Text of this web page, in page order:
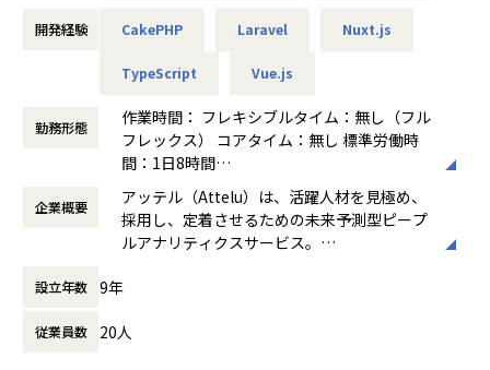
やHR tech GPなど
ています。
まだ発展途上の組織のため、今後の中長期的な技術戦略を一
実現していっていただける方を募集しています。
＜具体的な業務イメージ＞
・法人向けサービスの新機能開発/機能改善
・法人向けサービスのリアーキテクト
・個人向けサービスの新機能開発/機能改善
・法人向けサービスと個人向けサービスの連携部分の開発
開発経験 CakePHP Laravel Nuxt.js
TypeScript Vue.js
勤務形態
作業時間： フレキシブルタイム：無し（フル
フレックス） コアタイム：無し 標準労働時
間：1日8時間
フルフレックス制
時間外労働の有無： 有（月平均10時間～20
時間）
休憩時間： 60分
企業概要
アッテル（Attelu）は、活躍人材を見極め、
採用し、定着させるための未来予測型ピープ
ルアナリティクスサービス。
し、どんな組織でも「定量化→分析→予測→
ます。
設立年数 9年
従業員数 20人